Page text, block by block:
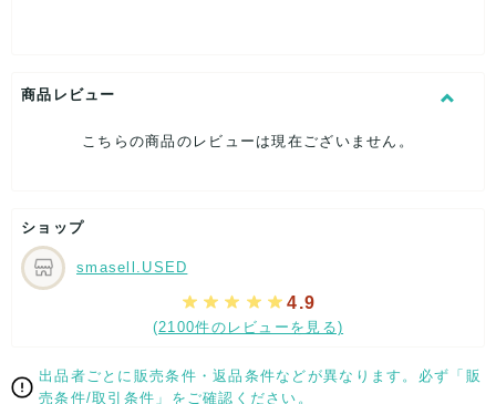
着丈：約91cm
身幅：約31cm
[状態・コンディション]
特記する程のダメージはなく、状態良好なお品になります。
ダメージがある場合はできる限り、撮影しておりますので、
ご確認下さいませ。
肩幅：約26cm
着丈：約91cm
商品レビュー
こちらの商品のレビューは現在ございません。
ショップ
smasell.USED
4.9
(2100件のレビューを見る)
出品者ごとに販売条件・返品条件などが異なります。必ず「販
売条件/取引条件」をご確認ください。